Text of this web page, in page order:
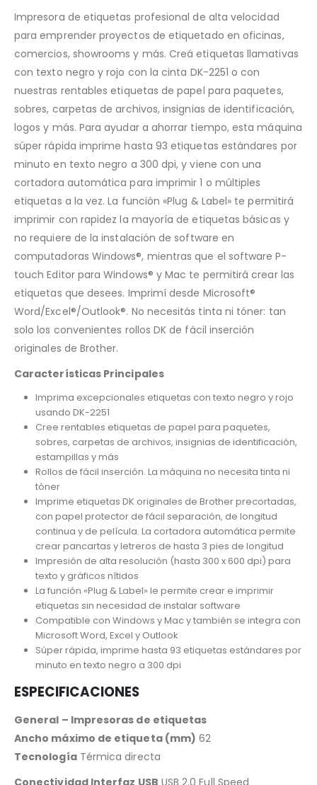
Impresora de etiquetas profesional de alta velocidad
para emprender proyectos de etiquetado en oficinas,
comercios, showrooms y más. Creá etiquetas llamativas
con texto negro y rojo con la cinta DK-2251 o con
nuestras rentables etiquetas de papel para paquetes,
sobres, carpetas de archivos, insignias de identificación,
logos y más. Para ayudar a ahorrar tiempo, esta máquina
súper rápida imprime hasta 93 etiquetas estándares por
minuto en texto negro a 300 dpi, y viene con una
cortadora automática para imprimir 1 o múltiples
etiquetas a la vez. La función «Plug & Label» te permitirá
imprimir con rapidez la mayoría de etiquetas básicas y
no requiere de la instalación de software en
computadoras Windows®, mientras que el software P-
touch Editor para Windows® y Mac te permitirá crear las
etiquetas que desees. Imprimí desde Microsoft®
Word/Excel®/Outlook®. No necesitás tinta ni tóner: tan
solo los convenientes rollos DK de fácil inserción
originales de Brother.
Características Principales
Imprima excepcionales etiquetas con texto negro y rojo
usando DK-2251
Cree rentables etiquetas de papel para paquetes,
sobres, carpetas de archivos, insignias de identificación,
estampillas y más
Rollos de fácil inserción. La máquina no necesita tinta ni
tóner
Imprime etiquetas DK originales de Brother precortadas,
con papel protector de fácil separación, de longitud
continua y de película. La cortadora automática permite
crear pancartas y letreros de hasta 3 pies de longitud
Impresión de alta resolución (hasta 300 x 600 dpi) para
texto y gráficos nítidos
La función «Plug & Label» le permite crear e imprimir
etiquetas sin necesidad de instalar software
Compatible con Windows y Mac y también se integra con
Microsoft Word, Excel y Outlook
Súper rápida, imprime hasta 93 etiquetas estándares por
minuto en texto negro a 300 dpi
ESPECIFICACIONES
General – Impresoras de etiquetas
Ancho máximo de etiqueta (mm) 62
TecnologíaTérmica directa
Conectividad Interfaz USB USB 2.0 Full Speed